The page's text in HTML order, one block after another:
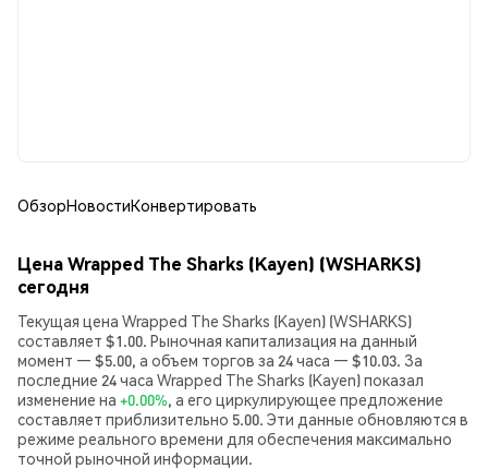
ОбзорНовостиКонвертировать
Цена Wrapped The Sharks (Kayen) (WSHARKS)
сегодня
Текущая цена Wrapped The Sharks (Kayen) (WSHARKS)
составляет $1.00. Рыночная капитализация на данный
момент — $5.00, а объем торгов за 24 часа — $10.03. За
последние 24 часа Wrapped The Sharks (Kayen) показал
изменение на +0.00%, а его циркулирующее предложение
составляет приблизительно 5.00. Эти данные обновляются в
режиме реального времени для обеспечения максимально
точной рыночной информации.